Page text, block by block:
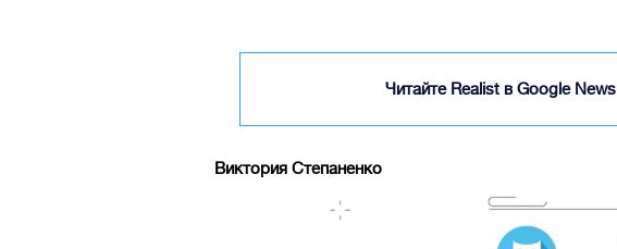
Читайте Realist в Google News
Виктория Степаненко